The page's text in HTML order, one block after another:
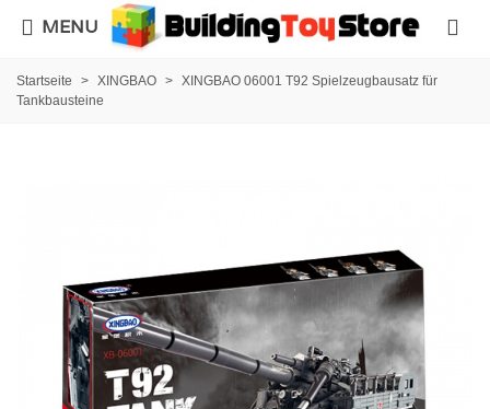
MENU
Startseite > XINGBAO > XINGBAO 06001 T92 Spielzeugbausatz für
Tankbausteine